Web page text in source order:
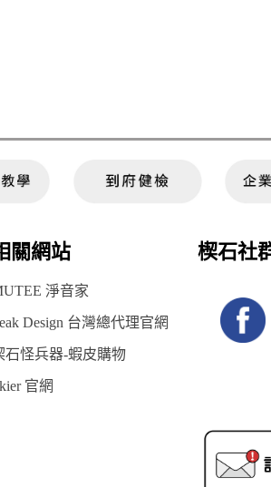
關網站 楔石社
淨音家
Design 台灣總代理官網
石怪兵器-蝦皮購物
官網